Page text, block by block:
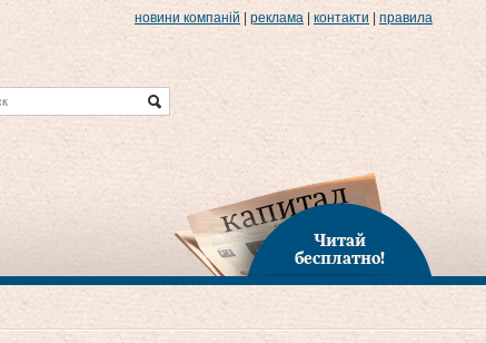
новини компаній реклама контакти правила
Читай
бесплатно!